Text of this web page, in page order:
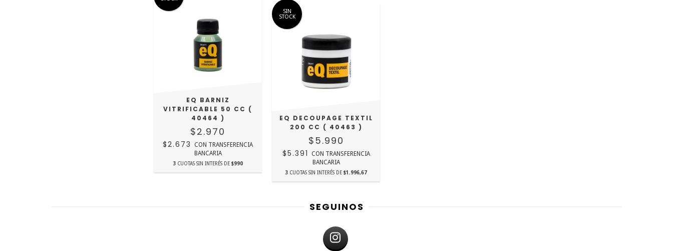
EQ BARNIZ
VITRIFICABLE 50 CC (
40464 )
$2.970
$2.673CON TRANSFERENCIA
BANCARIA
3 CUOTAS SIN INTERÉS DE$990
SIN
STOCK
EQ DECOUPAGE TEXTIL
200 CC ( 40463 )
$5.990
$5.391 CON TRANSFERENCIA
BANCARIA
3 CUOTAS SIN INTERÉS DE$1.996,67
SEGUINOS